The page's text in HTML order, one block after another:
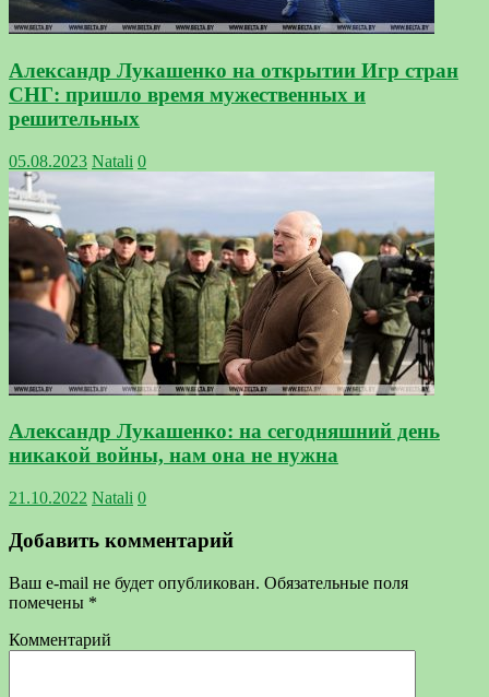
Александр Лукашенко на открытии Игр стран
СНГ: пришло время мужественных и
решительных
05.08.2023 Natali 0
Александр Лукашенко: на сегодняшний день
никакой войны, нам она не нужна
21.10.2022 Natali 0
Добавить комментарий
Ваш e-mail не будет опубликован. Обязательные поля
помечены *
Комментарий